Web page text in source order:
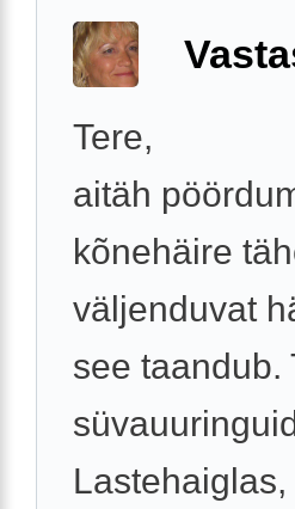
Tere,
aitäh
kõnehäire
väljenduvat
see taandub.
Lastehaiglas,